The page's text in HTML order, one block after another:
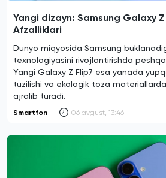
Yangi dizayn: Samsung Galaxy Z
Afzalliklari
Dunyo miqyosida Samsung
texnologiyasini rivojlantirishda
Yangi Galaxy Z Flip7 esa yanada
tuzilishi va ekologik toza
ajralib turadi.
Smartfon 06 avgust, 13:46